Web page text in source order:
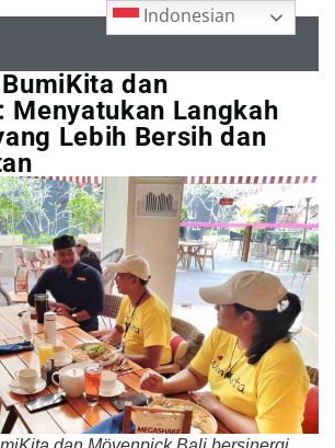
dan
Menyatukan Langkah
Lebih Bersih dan
Indonesian